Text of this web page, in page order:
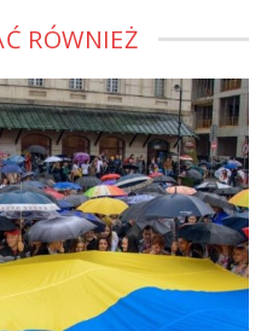
RÓWNIEŻ